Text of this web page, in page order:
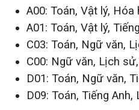
A00: Toán, Vật lý, Hóa
A01: Toán, Vật lý,
C03: Toán, Ngữ văn,
C00: Ngữ văn, Lịch
D01: Toán, Ngữ văn,
D09: Toán, Tiếng